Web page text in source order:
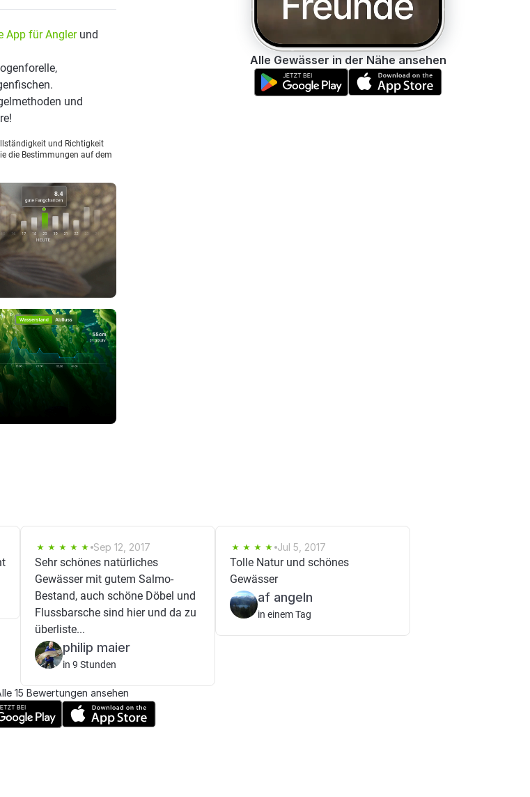
App für Anglerund
und
und Richtigkeit
die Bestimmungen auf dem
Alle Gewässer in der Nähe ansehen
Sep 12, 2017
Sehr schönes natürliches
Gewässer mit gutem Salmo-
Bestand, auch schöne Döbel und
Flussbarsche sind hier und da zu
überliste...
philip maier
in 9 Stunden
Jul 5, 2017
Tolle Natur und schönes
Gewässer
af angeln
in einem Tag
15 Bewertungen ansehen